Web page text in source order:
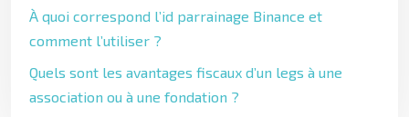
À quoi correspond l’id parrainage Binance et
comment l’utiliser ?
Quels sont les avantages fiscaux d’un legs à une
association ou à une fondation ?